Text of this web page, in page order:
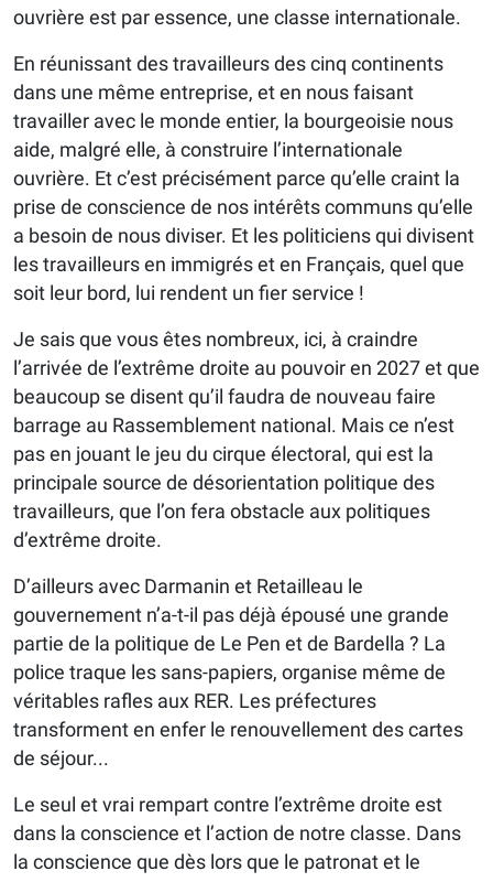
ouvrière est par essence, une classe internationale.
En réunissant des travailleurs des cinq continents
dans une même entreprise, et en nous faisant
travailler avec le monde entier, la bourgeoisie nous
aide, malgré elle, à construire l’internationale
ouvrière. Et c’est précisément parce qu’elle craint la
prise de conscience de nos intérêts communs qu’elle
a besoin de nous diviser. Et les politiciens qui divisent
les travailleurs en immigrés et en Français, quel que
soit leur bord, lui rendent un fier service !
Je sais que vous êtes nombreux, ici, à craindre
l’arrivée de l’extrême droite au pouvoir en 2027 et que
beaucoup se disent qu’il faudra de nouveau faire
barrage au Rassemblement national. Mais ce n’est
pas en jouant le jeu du cirque électoral, qui est la
principale source de désorientation politique des
travailleurs, que l’on fera obstacle aux politiques
d’extrême droite.
D’ailleurs avec Darmanin et Retailleau le
gouvernement n’a-t-il pas déjà épousé une grande
partie de la politique de Le Pen et de Bardella ? La
police traque les sans-papiers, organise même de
véritables rafles aux RER. Les préfectures
transforment en enfer le renouvellement des cartes
de séjour...
Le seul et vrai rempart contre l’extrême droite est
dans la conscience et l’action de notre classe. Dans
la conscience que dès lors que le patronat et le